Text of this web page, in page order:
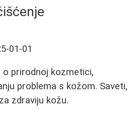
01-01
prirodnoj kozmetici,
problema s kožom. Saveti,
zdraviju kožu.